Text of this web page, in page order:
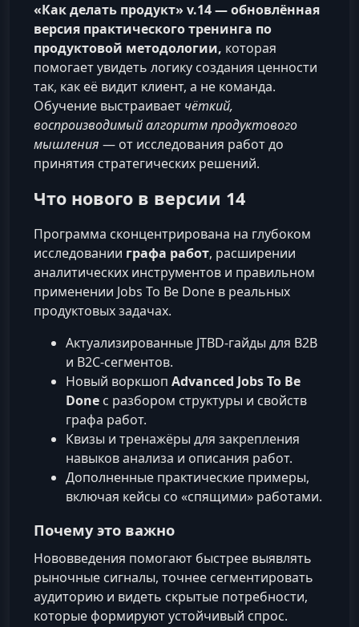
«Как делать продукт» v.14 — обновлённая
версия практического тренинга по
продуктовой методологии, которая
помогает увидеть логику создания ценности
так, как её видит клиент, а не команда.
Обучение выстраивает чёткий,
воспроизводимый алгоритм продуктового
мышления — от исследования работ до
принятия стратегических решений.
Что нового в версии 14
Программа сконцентрирована на глубоком
исследовании графа работ, расширении
аналитических инструментов и правильном
применении Jobs To Be Done в реальных
продуктовых задачах.
Актуализированные JTBD-гайды для B2B
и B2C-сегментов.
Новый воркшоп Advanced Jobs To Be
Done с разбором структуры и свойств
графа работ.
Квизы и тренажёры для закрепления
навыков анализа и описания работ.
Дополненные практические примеры,
включая кейсы со «спящими» работами.
Почему это важно
Нововведения помогают быстрее выявлять
рыночные сигналы, точнее сегментировать
аудиторию и видеть скрытые потребности,
которые формируют устойчивый спрос.